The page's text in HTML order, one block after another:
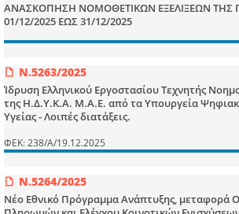
ΑΝΑΣΚΟΠΗΣΗ ΝΟΜΟΘΕΤΙΚΩΝ ΕΞΕΛΙΞΕΩΝ ΤΗΣ
01/12/2025 ΕΩΣ 31/12/2025
Ν.5263/2025
Ίδρυση Ελληνικού Εργοστασίου Τεχνητής
της Η.Δ.Υ.Κ.Α. Μ.Α.Ε. από τα Υπουργεία
Υγείας - Λοιπές διατάξεις.
ΦΕΚ: 238/Α/19.12.2025
Ν.5264/2025
Νέο Εθνικό Πρόγραμμα Ανάπτυξης, μεταφορά